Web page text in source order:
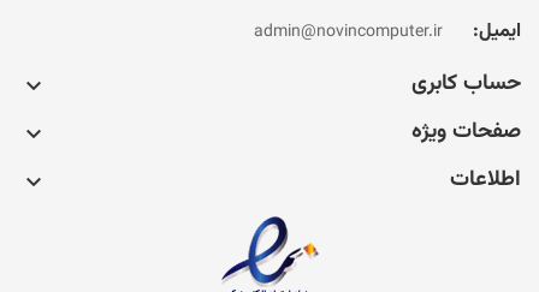
ایمیل: admin@novincomputer.ir
حساب کابری 
صفحات ویژه 
اطلاعات 